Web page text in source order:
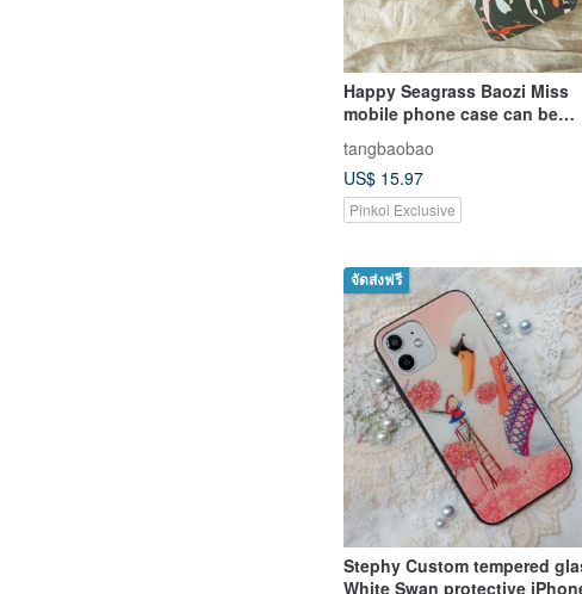
Happy Seagrass Baozi Miss
mobile phone case can be
customized various models of
new mobile phone cases
tangbaobao
US$ 15.97
Pinkoi Exclusive
จัดส่งฟรี
Stephy Custom tempered
White Swan protective